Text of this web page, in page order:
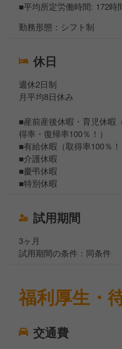
■平均所定労働時間: 172時
勤務形態：シフト制
休日
週休2日制
月平均8日休み
■産前産後休暇・育児休暇
得率・復帰率100％！）
■有給休暇（取得率100％！
■介護休暇
■慶弔休暇
■特別休暇
試用期間
3ヶ月
試用期間の条件：同条件
福利厚生・
交通費